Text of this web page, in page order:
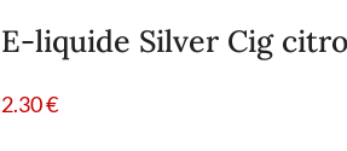
E-liquide Silver Cig
2.30€